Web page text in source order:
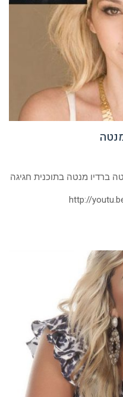
ברדיו מנטה בתוכנית חגיגה